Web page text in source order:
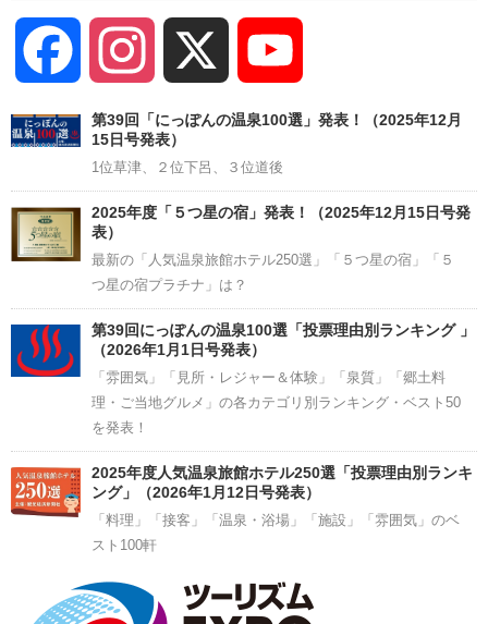
Facebook Instagram
Channel
第39回「にっぽんの温泉100選」発表！（2025年12月
15日号発表）
1位草津、２位下呂、３位道後
2025年度「５つ星の宿」発表！（2025年12月15日号発
表）
最新の「人気温泉旅館ホテル250選」「５つ星の宿」「５
つ星の宿プラチナ」は？
第39回にっぽんの温泉100選「投票理由別ランキング 」
（2026年1月1日号発表）
「雰囲気」「見所・レジャー＆体験」「泉質」「郷土料
理・ご当地グルメ」の各カテゴリ別ランキング・ベスト50
を発表！
2025年度人気温泉旅館ホテル250選「投票理由別ランキ
ング」（2026年1月12日号発表）
「料理」「接客」「温泉・浴場」「施設」「雰囲気」のベ
スト100軒